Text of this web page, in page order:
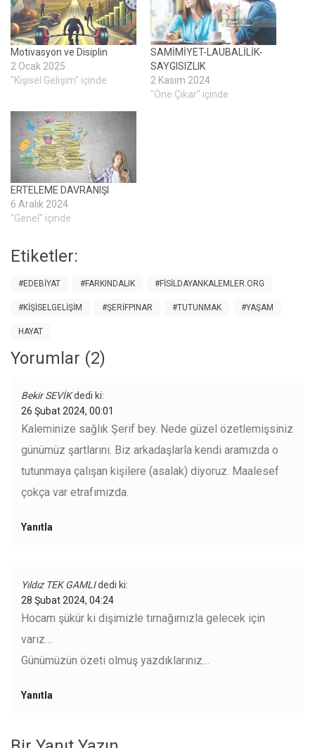
Motivasyon ve Disiplin
2 Ocak 2025
"Kişisel Gelişim" içinde
SAMİMİYET-LAUBALİLİK-
SAYGISIZLIK
2 Kasım 2024
"Öne Çıkar" içinde
ERTELEME DAVRANIŞI
6 Aralık 2024
"Genel" içinde
Etiketler:
#EDEBIYAT #FARKINDALIK #FISILDAYANKALEMLER.ORG
#KIŞISELGELIŞIM #ŞERIFPINAR #TUTUNMAK #YAŞAM
HAYAT
Yorumlar (2)
Bekir SEVİKdedi ki:
26 Şubat 2024, 00:01
Kaleminize sağlık Şerif bey. Nede güzel özetlemişsiniz
günümüz şartlarını. Biz arkadaşlarla kendi aramızda o
tutunmaya çalışan kişilere (asalak) diyoruz. Maalesef
çokça var etrafımızda.
Yanıtla
Yıldız TEK GAMLIdedi ki:
28 Şubat 2024, 04:24
Hocam şükür ki dişimizle tırnağımızla gelecek için
varız…
Günümüzün özeti olmuş yazdıklarınız…
Yanıtla